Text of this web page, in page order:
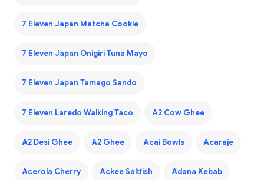
7 Eleven Japan Matcha Cookie
7 Eleven Japan Onigiri Tuna Mayo
7 Eleven Japan Tamago Sando
7 Eleven Laredo Walking Taco A2 Cow Ghee
A2 Desi Ghee A2 Ghee Acai Bowls Acaraje
Acerola Cherry Ackee Saltfish Adana Kebab